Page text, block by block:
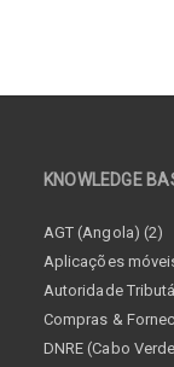
KNOWLEDGE
AGT (Angola) (2)
Aplicações
Autoridade
Compras &
DNRE (Cabo